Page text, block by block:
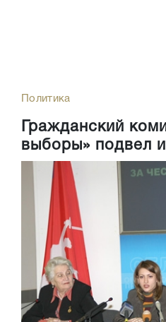
Политика
Гражданский
выборы» подвел